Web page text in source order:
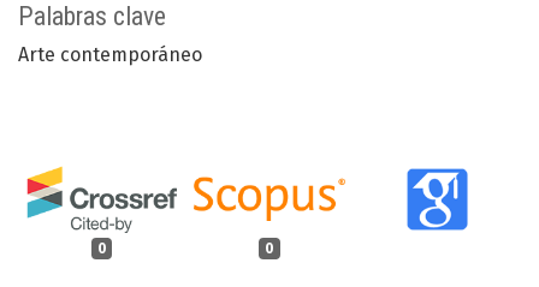
Palabras clave
Arte contemporáneo
0 0